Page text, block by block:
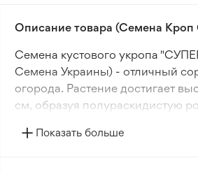
Описание товара (Семена Кроп
Семена кустового укропа
Семена Украины) - отличный
огорода. Растение достигает
см, образуя полураскидистую
подойдут для приготовления
Показать больше